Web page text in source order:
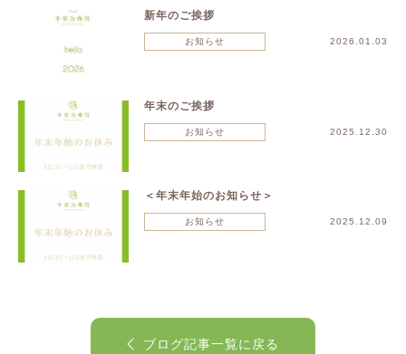
新年のご挨拶
お知らせ 2026.01.03
年末のご挨拶
お知らせ 2025.12.30
＜年末年始のお知らせ＞
お知らせ 2025.12.09
ブログ記事一覧に戻る